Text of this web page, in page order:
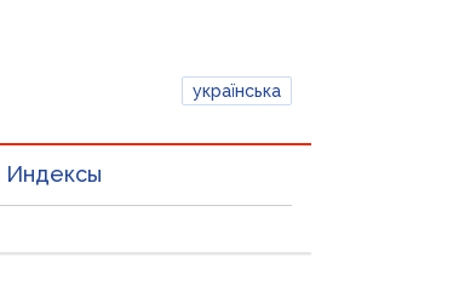
українська
Индексы